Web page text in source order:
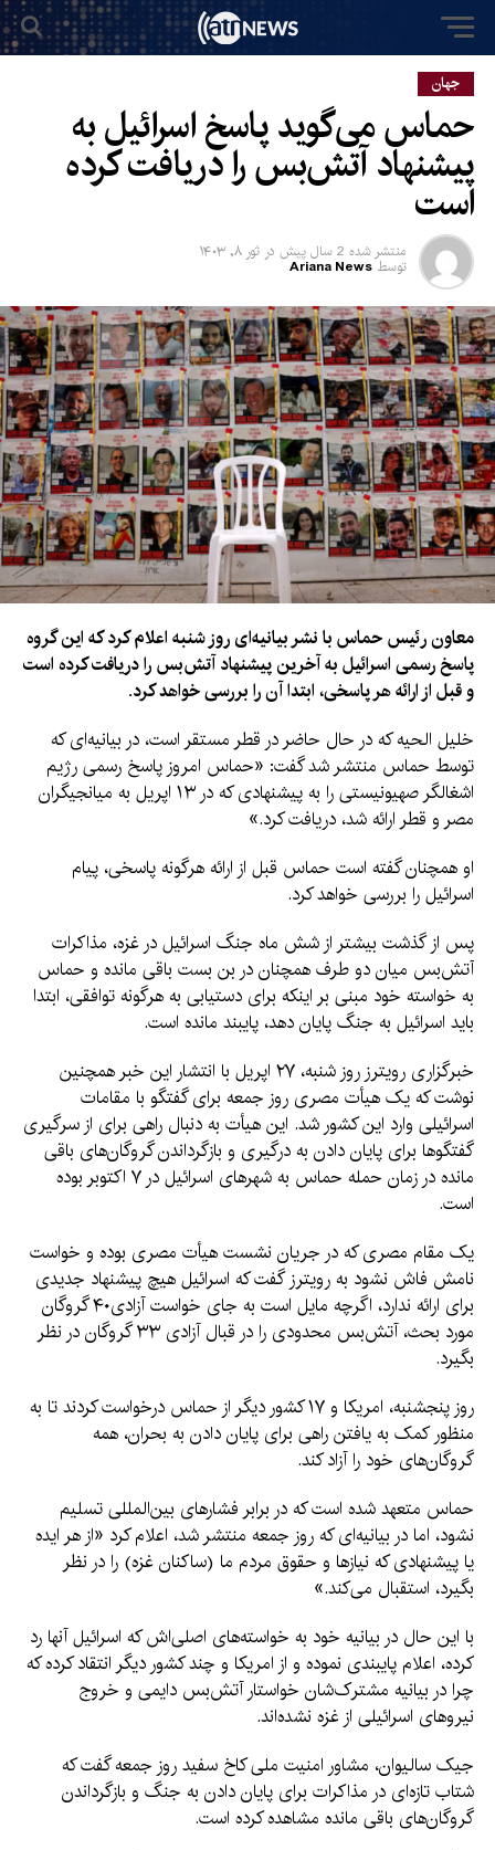
جهان
حماس می‌گوید پاسخ اسرائیل به
پیشنهاد آتش‌بس را دریافت کرده
است
منتشر شده 2 سال پیش در ثور ۸, ۱۴۰۳
توسط Ariana News
معاون رئیس حماس با نشر بیانیه‌ای روز شنبه اعلام کرد که این گروه
پاسخ رسمی اسرائیل به آخرین پیشنهاد آتش‌بس را دریافت کرده است
و قبل از ارائه هر پاسخی، ابتدا آن را بررسی خواهد کرد.
خلیل الحیه که در حال حاضر در قطر مستقر است، در بیانیه‌ای که
توسط حماس منتشر شد گفت: «حماس امروز پاسخ رسمی رژیم
اشغالگر صهیونیستی را به پیشنهادی که در ۱۳ اپریل به میانجیگران
مصر و قطر ارائه شد، دریافت کرد.»
او همچنان گفته است حماس قبل از ارائه هرگونه پاسخی، پیام
اسرائیل را بررسی خواهد کرد.
پس از گذشت بیشتر از شش ماه جنگ اسرائیل در غزه، مذاکرات
آتش‌بس میان دو طرف همچنان در بن بست باقی مانده و حماس
به خواسته‌ خود مبنی بر اینکه برای دستیابی به هرگونه توافقی، ابتدا
باید اسرائیل به جنگ پایان دهد، پایبند مانده است.
خبرگزاری رویترز روز شنبه، ۲۷ اپریل با انتشار این خبر همچنین
نوشت که یک هیأت مصری روز جمعه برای گفتگو با مقامات
اسرائیلی وارد این کشور شد. این هیأت به دنبال راهی برای از سرگیری
گفتگوها برای پایان دادن به درگیری و بازگرداندن گروگان‌‌های باقی
مانده در زمان حمله حماس به شهرهای اسرائیل در ۷ اکتوبر بوده
است.
یک مقام مصری که در جریان نشست هیأت مصری بوده و خواست
نامش فاش نشود به رویترز گفت که اسرائیل هیچ پیشنهاد جدیدی
برای ارائه ندارد، اگرچه مایل است به جای خواست آزادی۴۰ گروگان
مورد بحث، آتش‌بس محدودی را در قبال آزادی ۳۳ گروگان در نظر
بگیرد.
روز پنجشنبه، امریکا و ۱۷ کشور دیگر از حماس درخواست کردند تا به
منظور کمک به یافتن راهی برای پایان دادن به بحران، همه
گروگان‌های خود را آزاد کند.
حماس متعهد شده است که در برابر فشارهای بین‌المللی تسلیم
نشود، اما در بیانیه‌ای که روز جمعه منتشر شد، اعلام کرد «از هر ایده
یا پیشنهادی که نیازها و حقوق مردم ما (ساکنان غزه) را در نظر
بگیرد، استقبال می‌کند.»
با این حال در بیانیه خود به خواسته‌های اصلی‌اش که اسرائیل آنها رد
کرده، اعلام پایبندی نموده و از امریکا و چند کشور دیگر انتقاد کرده که
چرا در بیانیه مشترک‌شان خواستار آتش‌بس دایمی و خروج
نیروهای اسرائیلی از غزه نشده‌اند.
جیک سالیوان، مشاور امنیت ملی کاخ سفید روز جمعه گفت که
شتاب تازه‌ای در مذاکرات برای پایان دادن به جنگ و بازگرداندن
گروگان‌های باقی مانده مشاهده کرده است.